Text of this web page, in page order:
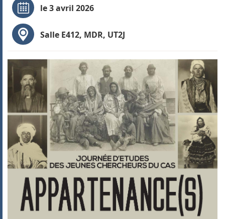
le 3 avril 2026
Salle E412, MDR, UT2J